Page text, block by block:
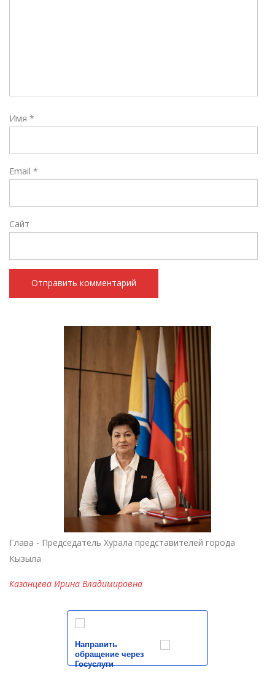
Имя *
Email *
Сайт
Глава - Председатель Хурала представителей города
Кызыла
Казанцева Ирина Владимировна
Направить
обращение через
Госуслуги